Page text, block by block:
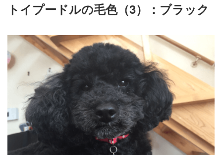
トイプードルの毛色（3）：ブラック